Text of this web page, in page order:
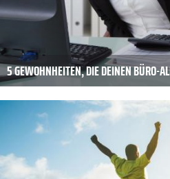
5 GEWOHNHEITEN, DIE DEINEN BÜRO-